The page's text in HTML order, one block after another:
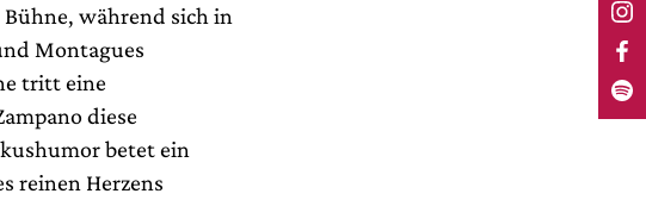
während sich in
Montagues
tritt eine
diese
betet ein
reinen Herzens